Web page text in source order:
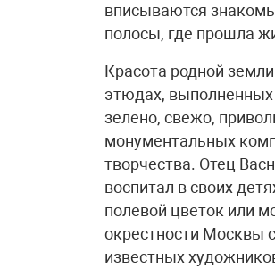
вписываются
полосы, где прошла
Красота родной
этюдах, выполненных
зелено, свежо,
монументальных
творчества. Отец
воспитал в своих
полевой цветок или
окрестности Москвы
известных